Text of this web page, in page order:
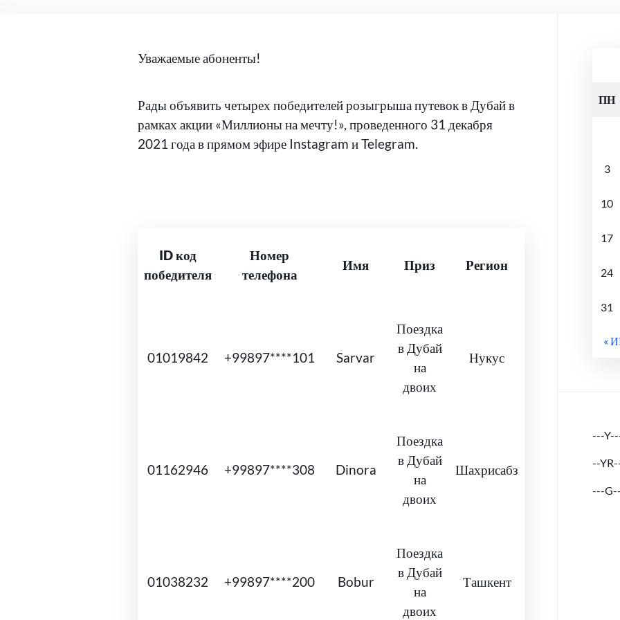
Уважаемые абоненты!
Рады объявить четырех победителей розыгрыша путевок в Дубай в
рамках акции «Миллионы на мечту!», проведенного 31 декабря
2021 года в прямом эфире Instagram и Telegram.
ID код
победителя
Номер
телефона
Имя Приз Регион
01019842 +99897****101 Sarvar
Поездка
в Дубай
на
двоих
Нукус
01162946 +99897****308 Dinora
Поездка
в Дубай
на
двоих
Шахрисабз
01038232 +99897****200 Bobur
Поездка
в Дубай
на
двоих
Ташкент
ПН
3
10
17
24
31
«
---
--
---